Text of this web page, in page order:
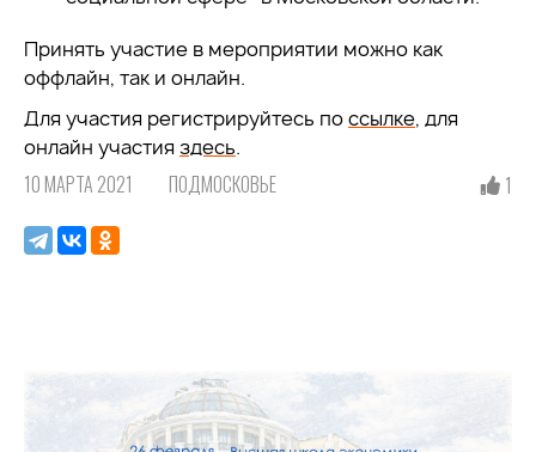
Принять участие в мероприятии можно как
оффлайн, так и онлайн.
Для участия регистрируйтесь поссылке, для
онлайн участия здесь.
10 МАРТА 2021 ПОДМОСКОВЬЕ 1